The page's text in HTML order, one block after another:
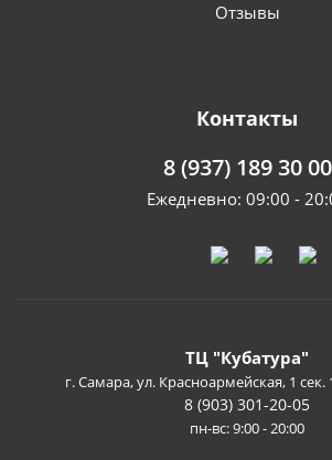
Отзывы
Контакты
8 (937) 189 30 00
Ежедневно: 09:00 -
ТЦ "Кубатура"
г. Самара, ул. Красноармейская, 1 сек.
8 (903) 301-20-05
пн-вс: 9:00 - 20:00